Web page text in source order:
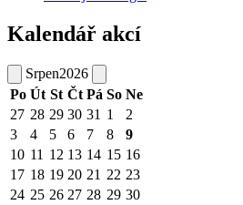
Kalendář akcí
Srpen2026
Po Út St Čt Pá So Ne
27 28 29 30 31 1
2
3
4 5 6 7 8
9
10 11 12 13 14 15 16
17 18 19 20 21 22 23
24 25 26 27 28 29 30